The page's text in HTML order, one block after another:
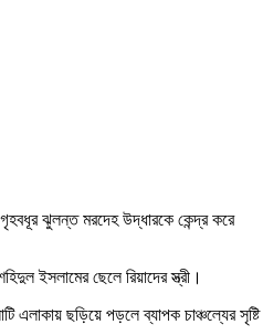
ঝুলন্ত মরদেহ উদ্ধারকে কেন্দ্র করে
ইসলামের ছেলে রিয়াদের স্ত্রী।
এলাকায় ছড়িয়ে পড়লে ব্যাপক চাঞ্চল্যের সৃষ্টি